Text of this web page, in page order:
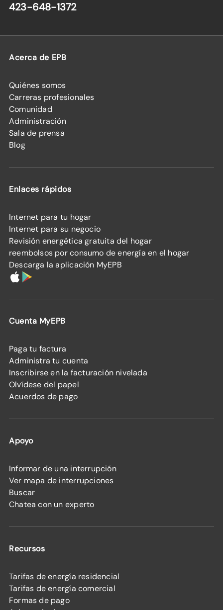
423-648-1372
Acerca de EPB
Quiénes somos
Carreras profesionales
Comunidad
Administración
Sala de prensa
Blog
Enlaces rápidos
Internet para tu hogar
Internet para su negocio
Revisión energética gratuita del hogar
reembolsos por consumo de energía en el hogar
Descarga la aplicación MyEPB
Cuenta MyEPB
Paga tu factura
Administra tu cuenta
Inscribirse en la facturación nivelada
Olvídese del papel
Acuerdos de pago
Apoyo
Informar de una interrupción
Ver mapa de interrupciones
Buscar
Chatea con un experto
Recursos
Tarifas de energía residencial
Tarifas de energía comercial
Formas de pago